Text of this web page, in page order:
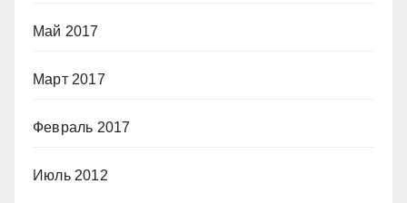
Май 2017
Март 2017
Февраль 2017
Июль 2012